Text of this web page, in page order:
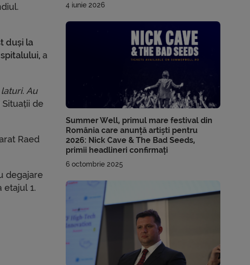
duși la
a
Au
de
Raed
degajare
etajul 1.
4 iunie 2026
Summer Well, primul mare festival din
România care anunță artiști pentru
2026: Nick Cave & The Bad Seeds,
primii headlineri confirmați
6 octombrie 2025